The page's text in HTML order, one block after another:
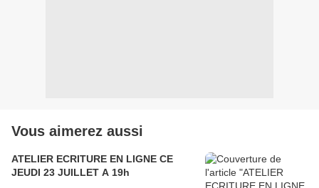
Vous aimerez aussi
ATELIER ECRITURE EN LIGNE CE
JEUDI 23 JUILLET A 19h